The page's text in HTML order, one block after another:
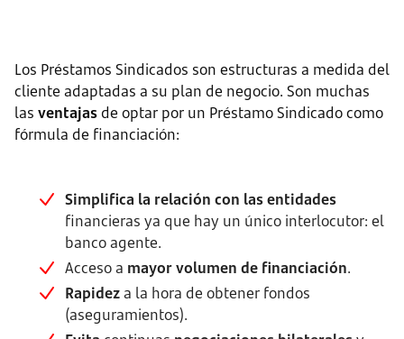
Los Préstamos Sindicados son estructuras a medida del
cliente adaptadas a su plan de negocio. Son muchas
las ventajas de optar por un Préstamo Sindicado como
fórmula de financiación:
Simplifica la relación con las entidades
financieras ya que hay un único interlocutor: el
banco agente.
Acceso a mayor volumen de financiación.
Rapideza la hora de obtener fondos
(aseguramientos).